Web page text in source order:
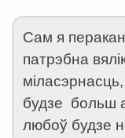
Сам я
патрэбна
будзе больш
любоў будзе